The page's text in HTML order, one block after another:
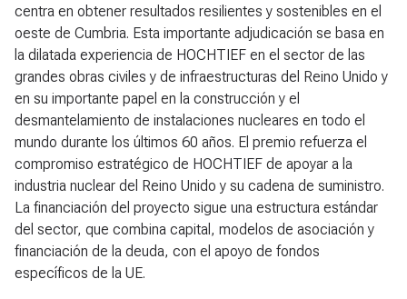
centra en obtener resultados resilientes y sostenibles en el
oeste de Cumbria. Esta importante adjudicación se basa en
la dilatada experiencia de HOCHTIEF en el sector de las
grandes obras civiles y de infraestructuras del Reino Unido y
en su importante papel en la construcción y el
desmantelamiento de instalaciones nucleares en todo el
mundo durante los últimos 60 años. El premio refuerza el
compromiso estratégico de HOCHTIEF de apoyar a la
industria nuclear del Reino Unido y su cadena de suministro.
La financiación del proyecto sigue una estructura estándar
del sector, que combina capital, modelos de asociación y
financiación de la deuda, con el apoyo de fondos
específicos de la UE.